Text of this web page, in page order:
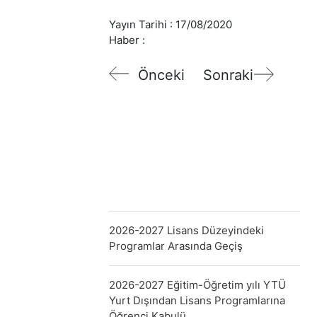
Yayın Tarihi : 17/08/2020
Haber :
Önceki Sonraki
2026-2027 Lisans Düzeyindeki
Programlar Arasında Geçiş
2026-2027 Eğitim-Öğretim yılı YTÜ
Yurt Dışından Lisans Programlarına